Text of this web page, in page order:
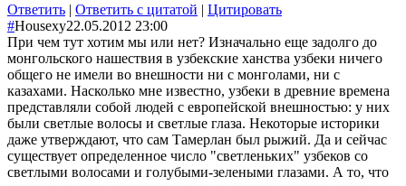
Ответить | Ответить с цитатой | Цитировать
#Housexy22.05.2012 23:00
При чем тут хотим мы или нет? Изначально еще задолго до
монгольского нашествия в узбекские ханства узбеки ничего
общего не имели во внешности ни с монголами, ни с
казахами. Насколько мне известно, узбеки в древние времена
представляли собой людей с европейской внешностью: у них
были светлые волосы и светлые глаза. Некоторые историки
даже утверждают, что сам Тамерлан был рыжий. Да и сейчас
существует определенное число "светленьких" узбеков со
светлыми волосами и голубыми-зелеными глазами. А то, что